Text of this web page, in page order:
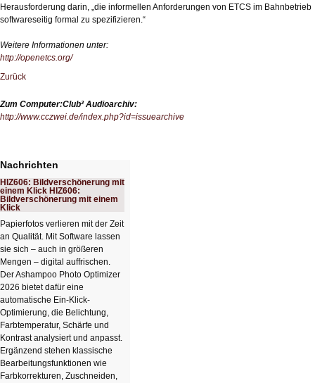
Herausforderung darin, „die informellen Anforderungen von ETCS im Bahnbetrieb
softwareseitig formal zu spezifizieren.“
Weitere Informationen unter:
http://openetcs.org/
Zurück
Zum Computer:Club² Audioarchiv:
http://www.cczwei.de/index.php?id=issuearchive
Nachrichten
HIZ606: Bildverschönerung mit
einem Klick HIZ606:
Bildverschönerung mit einem
Klick
Papierfotos verlieren mit der Zeit
an Qualität. Mit Software lassen
sie sich – auch in größeren
Mengen – digital auffrischen.
Der Ashampoo Photo Optimizer
2026 bietet dafür eine
automatische Ein-Klick-
Optimierung, die Belichtung,
Farbtemperatur, Schärfe und
Kontrast analysiert und anpasst.
Ergänzend stehen klassische
Bearbeitungsfunktionen wie
Farbkorrekturen, Zuschneiden,